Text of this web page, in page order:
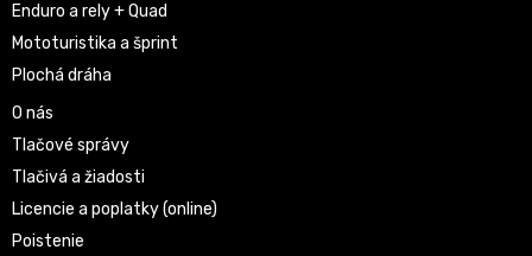
Enduro a rely + Quad
Mototuristika a šprint
Plochá dráha
O nás
Tlačové správy
Tlačivá a žiadosti
Licencie a poplatky (online)
Poistenie